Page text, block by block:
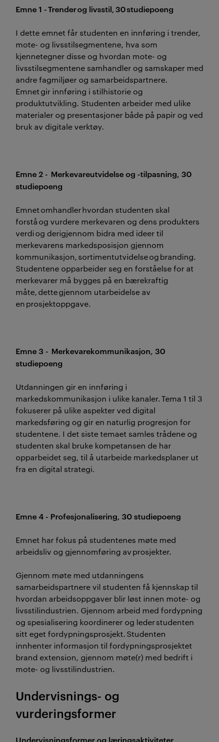
Emne 1 - Trender og livsstil, 30 studiepoeng
I dette emnet får studenten en innføring i trender,
mote- og livsstilsegmentene, hva som
kjennetegner disse og hvordan mote- og
livsstilsegmentene samhandler og samskaper med
andre fagmiljøer og samarbeidspartnere.
Emnet gir innføring i stilhistorie og
produktutvikling. Studenten arbeider med ulike
materialer og presentasjoner både på papir og ved
bruk av digitale verktøy.
Emne 2 - Merkevareutvidelse og -tilpasning, 30
studiepoeng
Emnet omhandler hvordan studenten skal
forstå og vurdere merkevaren og dens produkters
verdi og derigjennom bidra med ideer til
merkevarens markedsposisjon gjennom
kommunikasjon, sortimentutvidelse og branding.
Studentene opparbeider seg en forståelse for at
merkevarer må bygges på en bærekraftig
måte, dette gjennom utarbeidelse av
en prosjektoppgave.
Emne 3 - Merkevarekommunikasjon, 30
studiepoeng
Utdanningen gir en innføring i
markedskommunikasjon i ulike kanaler. Tema 1 til 3
fokuserer på ulike aspekter ved digital
markedsføring og gir en naturlig progresjon for
studentene. I det siste temaet samles trådene og
studenten skal bruke kompetansen de har
opparbeidet seg, til å utarbeide markedsplaner ut
fra en digital strategi.
Emne 4 - Profesjonalisering, 30 studiepoeng
Emnet har fokus på studentenes møte med
arbeidsliv og gjennomføring av prosjekter.
Gjennom møte med utdanningens
samarbeidspartnere vil studenten få kjennskap til
hvordan arbeidsoppgaver blir løst innen mote- og
livsstilindustrien. Gjennom arbeid med fordypning
og spesialisering koordinerer og leder studenten
sitt eget fordypningsprosjekt. Studenten
innhenter informasjon til fordypningsprosjektet
brand extension, gjennom møte(r) med bedrift i
mote- og livsstilindustrien.
Undervisnings- og
vurderingsformer
Undervisningsformer og læringsaktiviteter